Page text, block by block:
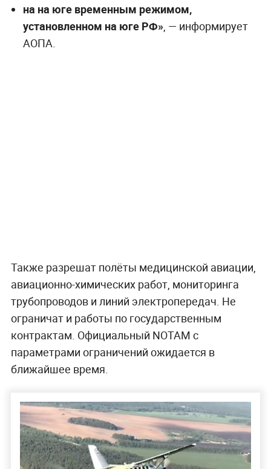
на на юге временным режимом,
установленном на юге РФ», — информирует
АОПА.
Также разрешат полёты медицинской авиации,
авиационно-химических работ, мониторинга
трубопроводов и линий электропередач. Не
ограничат и работы по государственным
контрактам. Официальный NOTAM с
параметрами ограничений ожидается в
ближайшее время.